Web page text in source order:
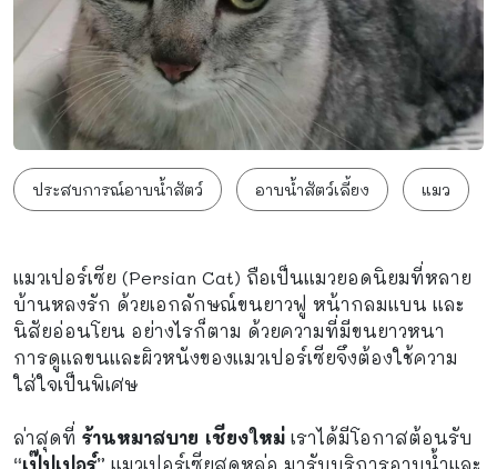
ประสบการณ์อาบน้ำสัตว์ อาบน้ำสัตว์เลี้ยง แมว
แมวเปอร์เซีย (Persian Cat) ถือเป็นแมวยอดนิยมที่หลาย
บ้านหลงรัก ด้วยเอกลักษณ์ขนยาวฟู หน้ากลมแบน และ
นิสัยอ่อนโยน อย่างไรก็ตาม ด้วยความที่มีขนยาวหนา
การดูแลขนและผิวหนังของแมวเปอร์เซียจึงต้องใช้ความ
ใส่ใจเป็นพิเศษ
ล่าสุดที่ ร้านหมาสบาย เชียงใหม่ เราได้มีโอกาสต้อนรับ
“เป๊ปเปอร์” แมวเปอร์เซียสุดหล่อ มารับบริการอาบน้ำและ